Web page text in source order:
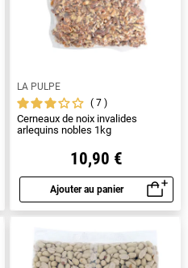
LA PULPE
7
Cerneaux de noix invalides
arlequins nobles 1kg
10,90 €
Ajouter au panier
Aperçu rapide